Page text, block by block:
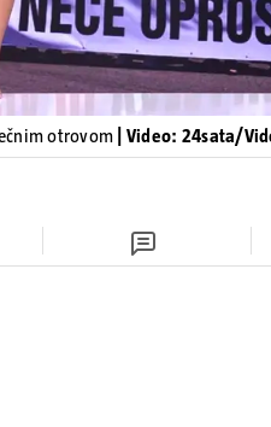
otrovom | Video: 24sata/